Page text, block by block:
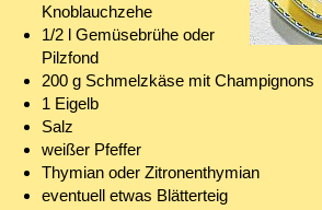
Knoblauchzehe
1/2 l Gemüsebrühe oder
Pilzfond
200 g Schmelzkäse mit Champignons
1 Eigelb
Salz
weißer Pfeffer
Thymian oder Zitronenthymian
eventuell etwas Blätterteig